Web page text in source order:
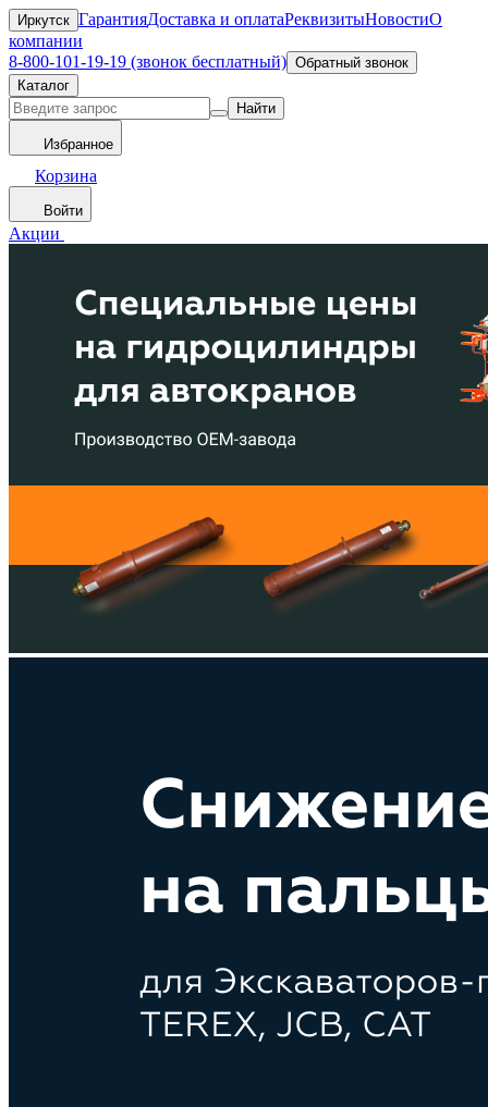
Иркутск ГарантияДоставка и оплатаРеквизитыНовостиО
компании
8-800-101-19-19 (звонок бесплатный) Обратный звонок
Каталог
Найти
Избранное
Корзина
Войти
Акции